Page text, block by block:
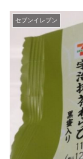
セブンイレブン